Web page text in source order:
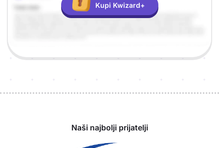
Kupi Kwizard+
Naši najbolji prijatelji